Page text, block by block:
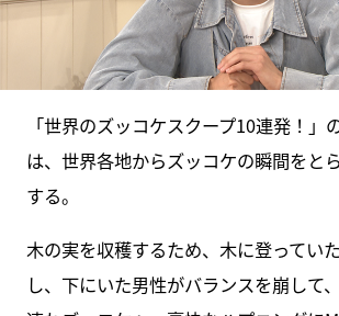
「世界のズッコケスクープ10連発！」
は、世界各地からズッコケの瞬間をと
する。
木の実を収穫するため、木に登ってい
し、下にいた男性がバランスを崩して